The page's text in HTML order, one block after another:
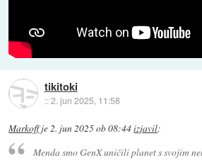
tikitoki
::2. jun 2025, 11:58
Markoffje2. jun 2025 ob 08:44izjavil:
Menda smo GenX uničili planet s svojim